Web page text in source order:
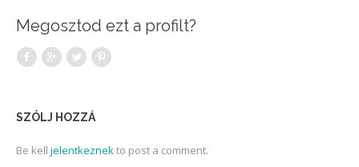
Megosztod ezt a profilt?
SZÓLJ HOZZÁ
Be kell jelentkeznekto post a comment.